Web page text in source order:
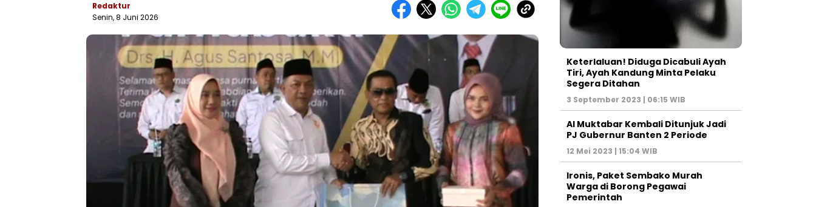
Redaktur
Senin, 8 Juni 2026
Keterlaluan! Diduga Dicabuli Ayah
Tiri, Ayah Kandung Minta Pelaku
Segera Ditahan
3 September 2023 | 06:15 WIB
Al Muktabar Kembali Ditunjuk Jadi
PJ Gubernur Banten 2 Periode
12 Mei 2023 | 15:04 WIB
Ironis, Paket Sembako Murah
Warga di Borong Pegawai
Pemerintah